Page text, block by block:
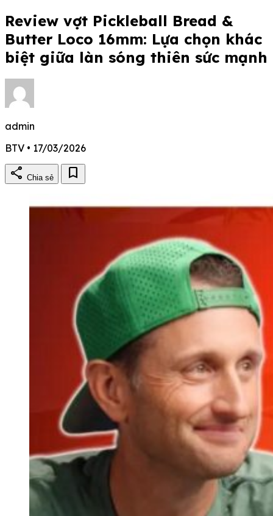
Review vợt Pickleball Bread &
Butter Loco 16mm: Lựa chọn khác
biệt giữa làn sóng thiên sức mạnh
admin
BTV • 17/03/2026
share Chia sẻ bookmark